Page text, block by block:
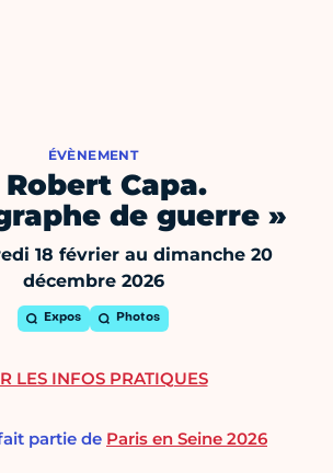
ÉVÈNEMENT
Robert Capa.
de guerre »
18 février au dimanche 20
décembre 2026
Expos Photos
partie de Paris en Seine 2026
LES INFOS PRATIQUES